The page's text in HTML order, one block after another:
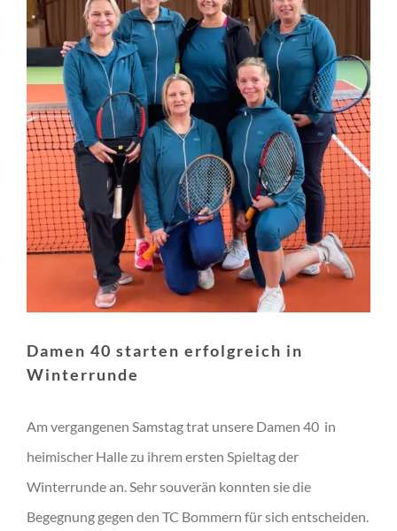
Damen 40 starten erfolgreich in
Winterrunde
Am vergangenen Samstag trat unsere Damen 40 in
heimischer Halle zu ihrem ersten Spieltag der
Winterrunde an. Sehr souverän konnten sie die
Begegnung gegen den TC Bommern für sich entscheiden.